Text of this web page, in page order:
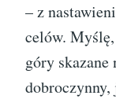
– z
celów.
góry skazane